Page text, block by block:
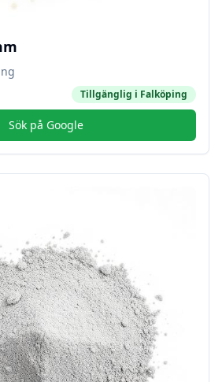
Tillgänglig i Falköping
Sök på Google